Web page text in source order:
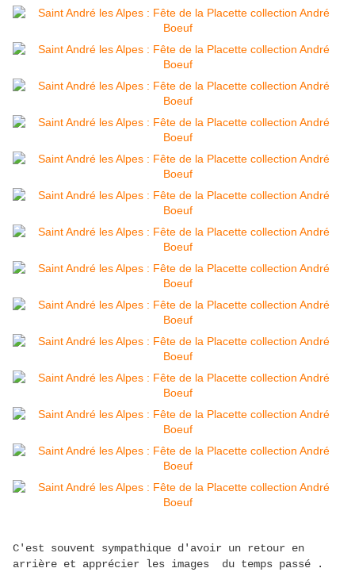
C'est souvent sympathique d'avoir un retour en
arrière et apprécier les images du temps passé .